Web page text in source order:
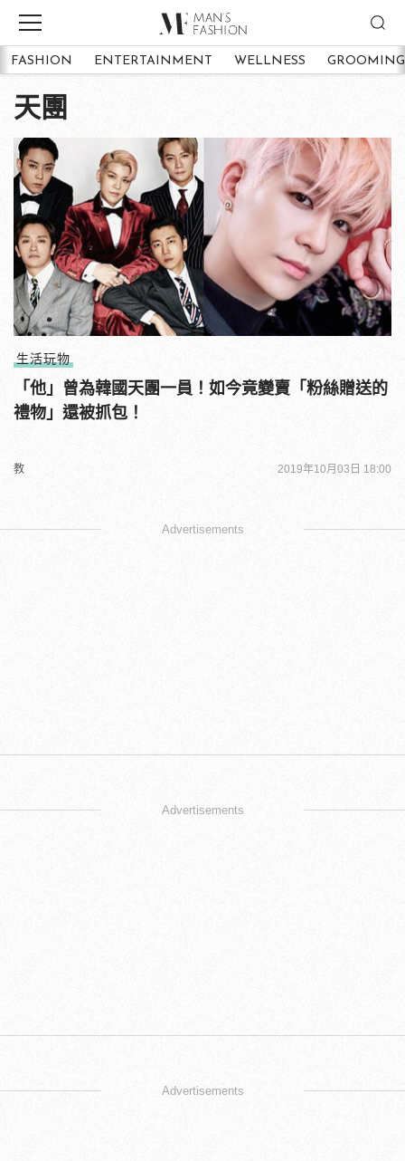
FASHION ENTERTAINMENT WELLNESS GROOMING
天團
生活玩物
「他」曾為韓國天團一員！如今竟變賣「粉絲贈送的
禮物」還被抓包！
教 2019年10月03日 18:00
Advertisements
Advertisements
Advertisements